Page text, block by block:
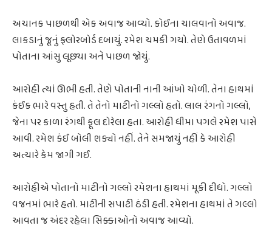
અચાનક પાછળથી એક અવાજ આવ્યો. કોઈના ચાલવાનો અવાજ.
લાકડાનું જૂનું ફ્લોરબોર્ડ દબાયું. રમેશ ચમકી ગયો. તેણે ઉતાવળમાં
પોતાના આંસુ લૂછ્યા અને પાછળ જોયું.
આરોહી ત્યાં ઊભી હતી. તેણે પોતાની નાની આંખો ચોળી. તેના હાથમાં
કંઈક ભારે વસ્તુ હતી. તે તેનો માટીનો ગલ્લો હતો. લાલ રંગનો ગલ્લો,
જેના પર કાળા રંગથી ફૂલ દોરેલા હતા. આરોહી ધીમા પગલે રમેશ પાસે
આવી. રમેશ કંઈ બોલી શક્યો નહીં. તેને સમજાયું નહીં કે આરોહી
અત્યારે કેમ જાગી ગઈ.
આરોહીએ પોતાનો માટીનો ગલ્લો રમેશના હાથમાં મૂકી દીધો. ગલ્લો
વજનમાં ભારે હતો. માટીની સપાટી ઠંડી હતી. રમેશના હાથમાં તે ગલ્લો
આવતા જ અંદર રહેલા સિક્કાઓનો અવાજ આવ્યો.